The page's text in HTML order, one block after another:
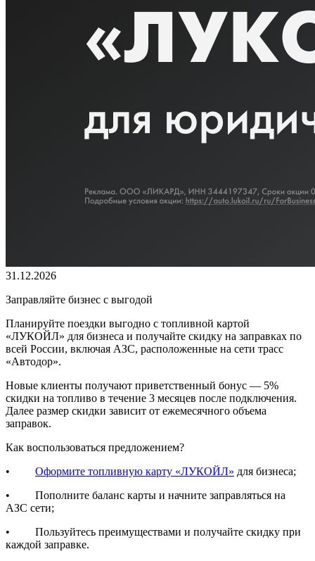
31.12.2026
Заправляйте бизнес с выгодой
Планируйте поездки выгодно с топливной картой
«ЛУКОЙЛ» для бизнеса и получайте скидку на заправках по
всей России, включая АЗС, расположенные на сети трасс
«Автодор».
Новые клиенты получают приветственный бонус — 5%
скидки на топливо в течение 3 месяцев после подключения.
Далее размер скидки зависит от ежемесячного объема
заправок.
Как воспользоваться предложением?
• Оформите топливную карту «ЛУКОЙЛ» для бизнеса;
• Пополните баланс карты и начните заправляться на
АЗС сети;
• Пользуйтесь преимуществами и получайте скидку при
каждой заправке.